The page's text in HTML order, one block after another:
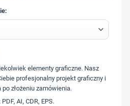
573 568
elementy graficzne. Nasz
profesjonalny projekt graficzny i
złożeniu zamówienia.
AI, CDR, EPS.